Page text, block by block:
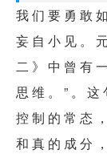
我 们 要 勇 敢
妄 自 小 见 。
二 》 中 曾 有
思 维 。 ” 。 这
控 制 的 常 态
和 真 的 成 分